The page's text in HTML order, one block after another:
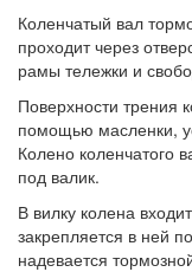
Коленчатый вал
проходит через
рамы тележки и
Поверхности трения
помощью масленки,
Колено коленчатого
под валик.
В вилку колена
закрепляется в ней
надевается